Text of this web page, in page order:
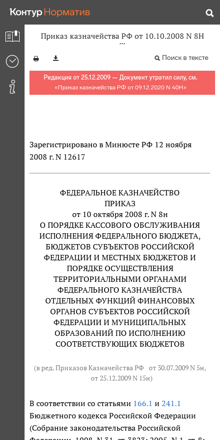
Приказ казначейства РФ от 10.10.2008 N 8Н
Поиск в тексте
Редакция от 25.12.2009 — Документ утратил силу, см.
«Приказ казначейства РФ от 09.12.2020 N 40Н»
Зарегистрировано в Минюсте РФ 12 ноября
2008 г. N 12617
ФЕДЕРАЛЬНОЕ КАЗНАЧЕЙСТВО
ПРИКАЗ
от 10 октября 2008 г. N 8н
О ПОРЯДКЕ КАССОВОГО ОБСЛУЖИВАНИЯ
ИСПОЛНЕНИЯ ФЕДЕРАЛЬНОГО БЮДЖЕТА,
БЮДЖЕТОВ СУБЪЕКТОВ РОССИЙСКОЙ
ФЕДЕРАЦИИ И МЕСТНЫХ БЮДЖЕТОВ И
ПОРЯДКЕ ОСУЩЕСТВЛЕНИЯ
ТЕРРИТОРИАЛЬНЫМИ ОРГАНАМИ
ФЕДЕРАЛЬНОГО КАЗНАЧЕЙСТВА
ОТДЕЛЬНЫХ ФУНКЦИЙ ФИНАНСОВЫХ
ОРГАНОВ СУБЪЕКТОВ РОССИЙСКОЙ
ФЕДЕРАЦИИ И МУНИЦИПАЛЬНЫХ
ОБРАЗОВАНИЙ ПО ИСПОЛНЕНИЮ
СООТВЕТСТВУЮЩИХ БЮДЖЕТОВ
(в ред. Приказов Казначейства РФ от 30.07.2009 N 5н,
от 25.12.2009 N 15н)
В соответствии со статьями 166.1 и 241.1
Бюджетного кодекса Российской Федерации
(Собрание законодательства Российской